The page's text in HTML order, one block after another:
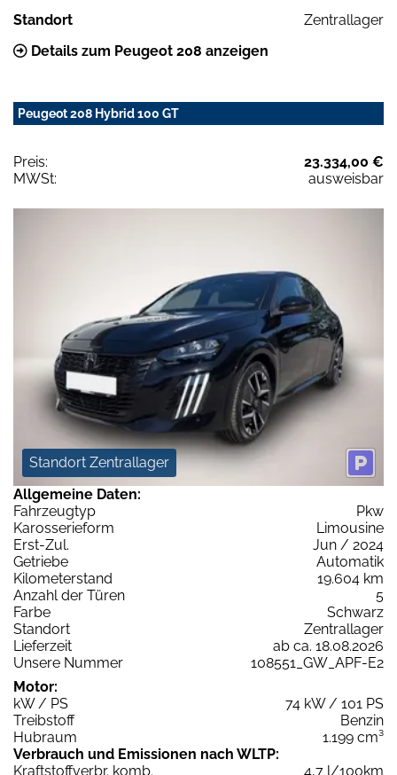
Standort
Zentrallager
Details zum Peugeot 208 anzeigen
Peugeot 208 Hybrid 100 GT
Preis:
23.334,00 €
MWSt:
ausweisbar
Standort Zentrallager
Allgemeine Daten:
Fahrzeugtyp
Pkw
Karosserieform
Limousine
Erst-Zul.
Jun / 2024
Getriebe
Automatik
Kilometerstand
19.604 km
Anzahl der Türen
5
Farbe
Schwarz
Standort
Zentrallager
Lieferzeit
ab ca. 18.08.2026
Unsere Nummer
108551_GW_APF-E2
Motor:
kW / PS
74 kW / 101 PS
Treibstoff
Benzin
Hubraum
1.199 cm³
Verbrauch und Emissionen nach WLTP:
Kraftstoffverbr. komb.
4,7 l/100km